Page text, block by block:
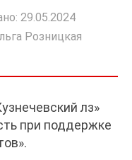
29.05.2024
Розницкая
лз»
при поддержке